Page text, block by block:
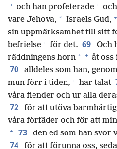
+ och han profeterade +
vare Jehova, * Israels Gud, +
sin uppmärksamhet till sitt
befrielse + för det. 69
Och
räddningens horn * + åt oss
70
alldeles som han,
mun förr i tiden, + har talat
våra fiender och ur alla
72
för att utöva
våra förfäder och för att
+ 73 den ed som han svor
74
för att förunna oss,